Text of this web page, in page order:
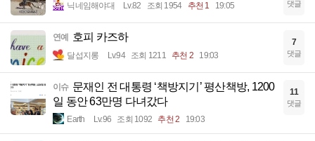
닉네임해야대 Lv.82 조회 1954 추천 1 19:05 댓글
연예 호피 카즈하
달섭지롱 Lv.94 조회 1211 추천 2 19:03
7
댓글
이슈 문재인 전 대통령 ‘책방지기’ 평산책방, 1200
일 동안 63만명 다녀갔다
Earth Lv.96 조회 1092 추천 2 19:03
11
댓글